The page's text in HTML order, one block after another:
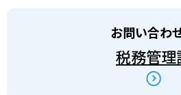
お問い合わ
税務管理